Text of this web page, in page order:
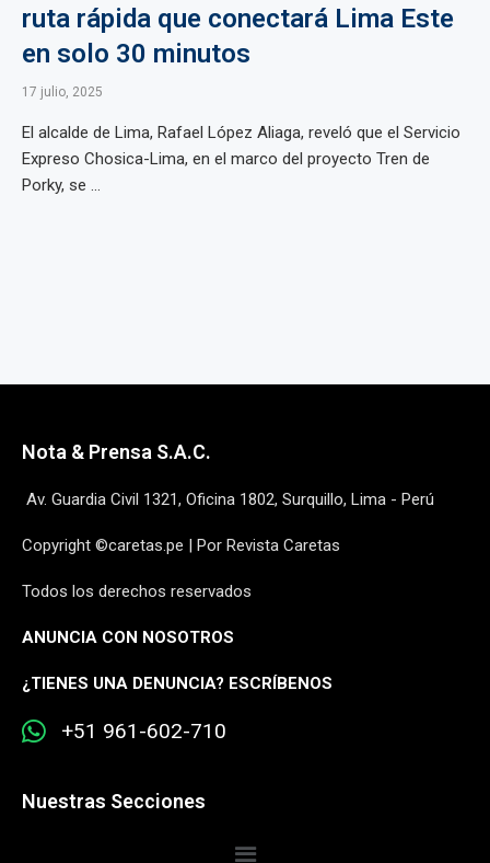
ruta rápida que conectará Lima Este
en solo 30 minutos
17 julio, 2025
El alcalde de Lima, Rafael López Aliaga, reveló que el Servicio
Expreso Chosica-Lima, en el marco del proyecto Tren de
Porky, se ...
Nota & Prensa S.A.C.
Av. Guardia Civil 1321, Oficina 1802, Surquillo, Lima - Perú
Copyright ©caretas.pe | Por Revista Caretas
Todos los derechos reservados
ANUNCIA CON NOSOTROS
¿TIENES UNA DENUNCIA? ESCRÍBENOS
+51 961-602-710
Nuestras Secciones